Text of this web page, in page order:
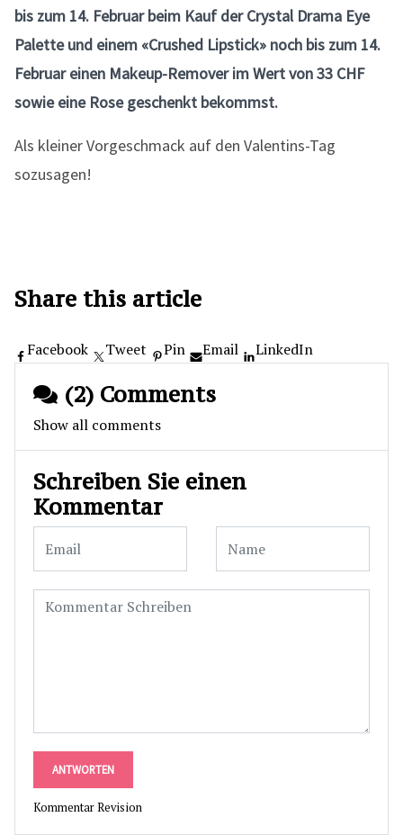
bis zum 14. Februar beim Kauf der Crystal Drama Eye
Palette und einem «Crushed Lipstick» noch bis zum 14.
Februar einen Makeup-Remover im Wert von 33 CHF
sowie eine Rose geschenkt bekommst.
Als kleiner Vorgeschmack auf den Valentins-Tag
sozusagen!
Share this article
Facebook Tweet Pin Email LinkedIn
(2) Comments
Show all comments
Schreiben Sie einen
Kommentar
ANTWORTEN
Kommentar Revision